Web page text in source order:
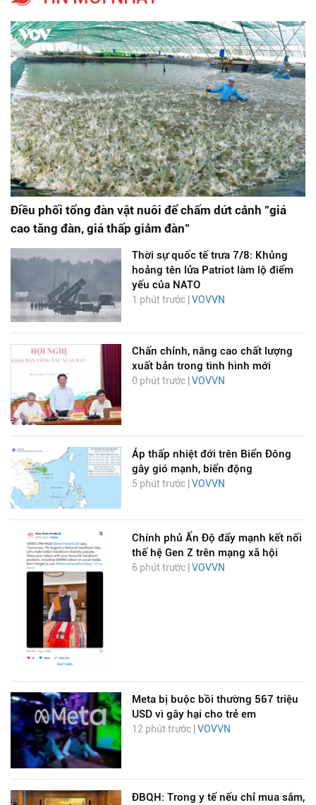
Điều phối tổng đàn vật nuôi để chấm dứt cảnh "giá
cao tăng đàn, giá thấp giảm đàn"
Thời sự quốc tế trưa 7/8: Khủng
hoảng tên lửa Patriot làm lộ điểm
yếu của NATO
1 phút trước | VOVVN
Chấn chỉnh, nâng cao chất lượng
xuất bản trong tình hình mới
0 phút trước |VOVVN
Áp thấp nhiệt đới trên Biển Đông
gây gió mạnh, biển động
5 phút trước | VOVVN
Chính phủ Ấn Độ đẩy mạnh kết nối
thế hệ Gen Z trên mạng xã hội
6 phút trước | VOVVN
Meta bị buộc bồi thường 567 triệu
USD vì gây hại cho trẻ em
12 phút trước |VOVVN
ĐBQH: Trong y tế nếu chỉ mua sắm,